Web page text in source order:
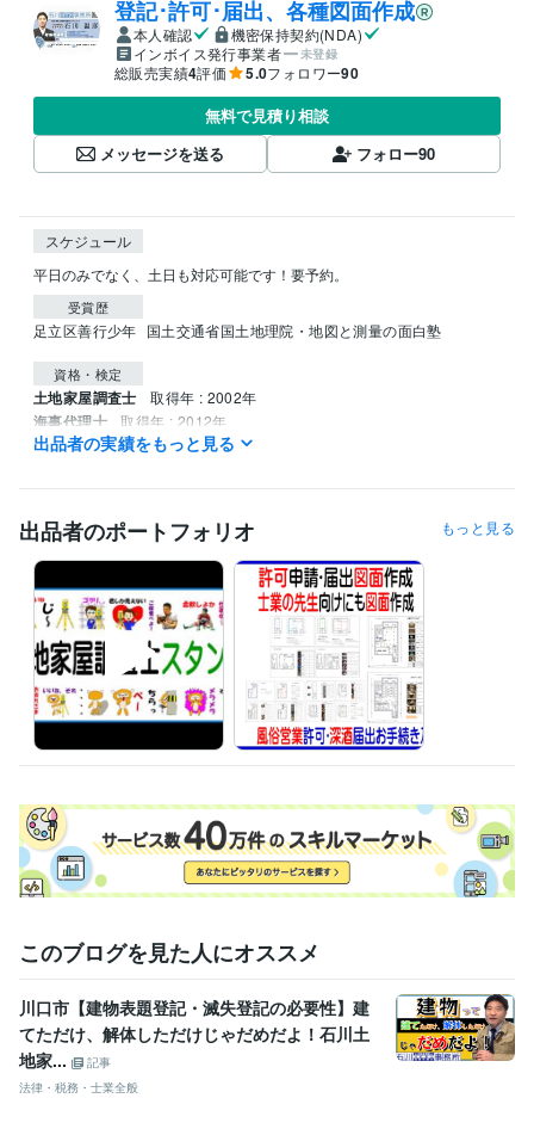
登記･許可･届出、各種図面作成
本人確認
機密保持契約(NDA)
インボイス発行事業者
未登録
総販売実績4評価 5.0フォロワー90
無料で見積り相談
メッセージを送る
フォロー90
スケジュール
平日のみでなく、土日も対応可能です！要予約。
受賞歴
足立区善行少年 国土交通省国土地理院・地図と測量の面白塾
資格・検定
土地家屋調査士 取得年 : 2002年
海事代理士 取得年 : 2012年
宅地建物取引士 取得年 : 1995年
１級船舶免許＜小型船舶操縦士＞ 取得年 : 2013年
損害保険代理店上級資格
得意分野
ビジネス代行・事務代行 登記･許可･届出、各種図面作成
建物表題登記、図面
出品者の実績をもっと見る
出品者のポートフォリオ もっと見る
このブログを見た人にオススメ
川口市【建物表題登記・滅失登記の必要性】建
てただけ、解体しただけじゃだめだよ！石川土
地家...
記事
法律・税務・士業全般